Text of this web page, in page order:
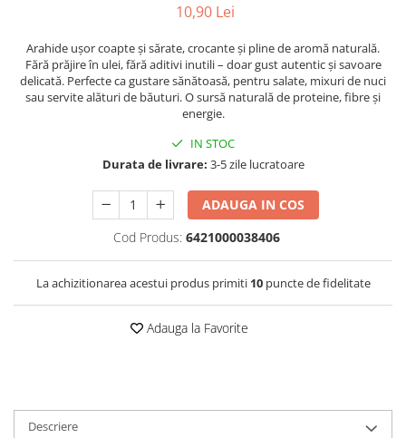
10,90 Lei
Arahide ușor coapte și sărate, crocante și pline de aromă naturală.
Fără prăjire în ulei, fără aditivi inutili – doar gust autentic și savoare
delicată. Perfecte ca gustare sănătoasă, pentru salate, mixuri de nuci
sau servite alături de băuturi. O sursă naturală de proteine, fibre și
energie.
IN STOC
Durata de livrare: 3-5 zile lucratoare
ADAUGA IN COS
Cod Produs: 6421000038406
La achizitionarea acestui produs primiti 10puncte de fidelitate
Adauga la Favorite
Descriere